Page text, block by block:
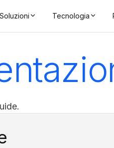
Soluzioni Tecnologia